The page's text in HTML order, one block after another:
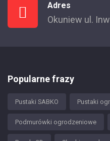
Adres
Okuniew ul.
Popularne frazy
Pustaki SABKO Pustaki
Podmurówki ogrodzeniowe